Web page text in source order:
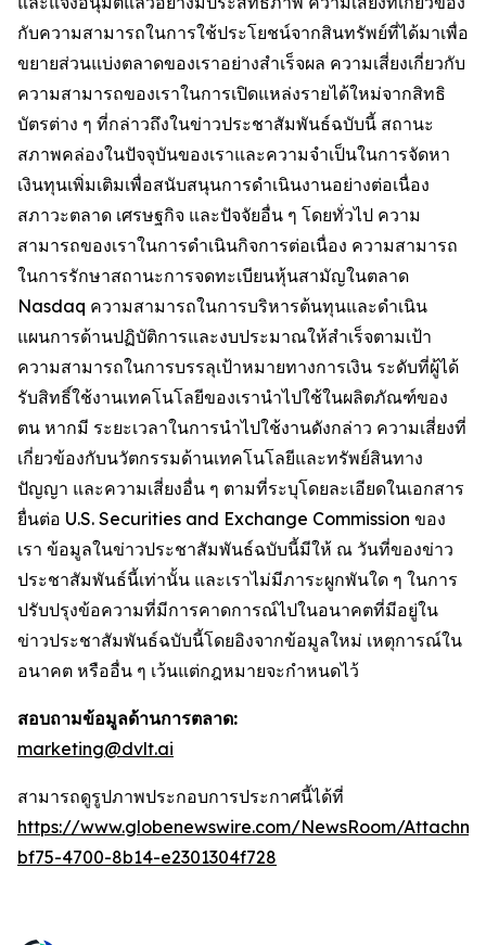
กับความสามารถในการใช้ประโยชน์จากสินทรัพย์ที่ได้มาเพื่อ
ขยายส่วนแบ่งตลาดของเราอย่างสำเร็จผล ความเสี่ยงเกี่ยวกับ
ความสามารถของเราในการเปิดแหล่งรายได้ใหม่จากสิทธิ
บัตรต่าง ๆ ที่กล่าวถึงในข่าวประชาสัมพันธ์ฉบับนี้ สถานะ
สภาพคล่องในปัจจุบันของเราและความจำเป็นในการจัดหา
เงินทุนเพิ่มเติมเพื่อสนับสนุนการดำเนินงานอย่างต่อเนื่อง
สภาวะตลาด เศรษฐกิจ และปัจจัยอื่น ๆ โดยทั่วไป ความ
สามารถของเราในการดำเนินกิจการต่อเนื่อง ความสามารถ
ในการรักษาสถานะการจดทะเบียนหุ้นสามัญในตลาด
Nasdaq ความสามารถในการบริหารต้นทุนและดำเนิน
แผนการด้านปฏิบัติการและงบประมาณให้สำเร็จตามเป้า
ความสามารถในการบรรลุเป้าหมายทางการเงิน ระดับที่ผู้ได้
รับสิทธิ์ใช้งานเทคโนโลยีของเรานำไปใช้ในผลิตภัณฑ์ของ
ตน หากมี ระยะเวลาในการนำไปใช้งานดังกล่าว ความเสี่ยงที่
เกี่ยวข้องกับนวัตกรรมด้านเทคโนโลยีและทรัพย์สินทาง
ปัญญา และความเสี่ยงอื่น ๆ ตามที่ระบุโดยละเอียดในเอกสาร
ยื่นต่อ U.S. Securities and Exchange Commission ของ
เรา ข้อมูลในข่าวประชาสัมพันธ์ฉบับนี้มีให้ ณ วันที่ของข่าว
ประชาสัมพันธ์นี้เท่านั้น และเราไม่มีภาระผูกพันใด ๆ ในการ
ปรับปรุงข้อความที่มีการคาดการณ์ไปในอนาคตที่มีอยู่ใน
ข่าวประชาสัมพันธ์ฉบับนี้โดยอิงจากข้อมูลใหม่ เหตุการณ์ใน
อนาคต หรืออื่น ๆ เว้นแต่กฎหมายจะกำหนดไว้
สอบถามข้อมูลด้านการตลาด:
marketing@dvlt.ai
สามารถดูรูปภาพประกอบการประกาศนี้ได้ที่
https://www.globenewswire.com/NewsRoom/
bf75-4700-8b14-e2301304f728